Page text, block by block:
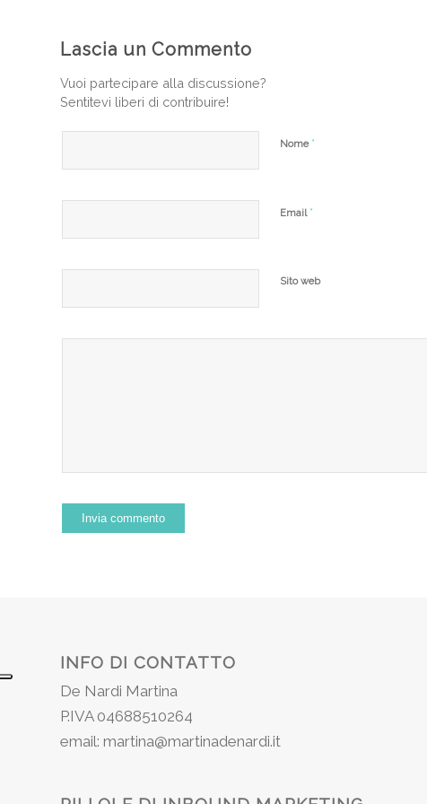
Lascia un Commento
Vuoi partecipare alla discussione?
Sentitevi liberi di contribuire!
Nome *
Email *
Sito web
INFO DI CONTATTO
De Nardi Martina
P.IVA 04688510264
email: martina@martinadenardi.it